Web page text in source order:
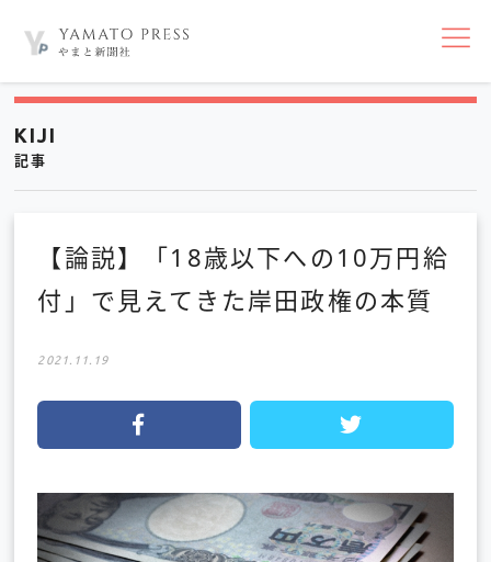
nav
KIJI
記事
【論説】「18歳以下への10万円給
付」で見えてきた岸田政権の本質
2021.11.19